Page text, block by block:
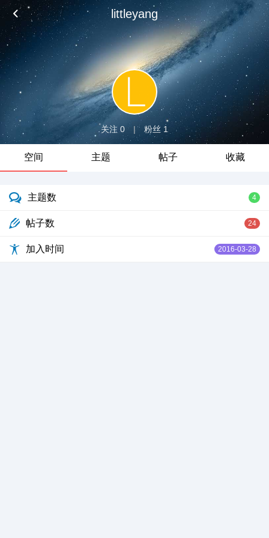
littleyang
关注 0 | 粉丝 1
空间 主题 帖子 收藏
主题数 4
帖子数 24
加入时间 2016-03-28